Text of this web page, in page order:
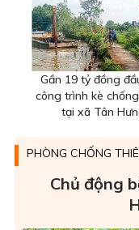
Gần 19 tỷ đồng
công trình kè
tại xã Tân
PHÒNG CHỐNG
Chủ động